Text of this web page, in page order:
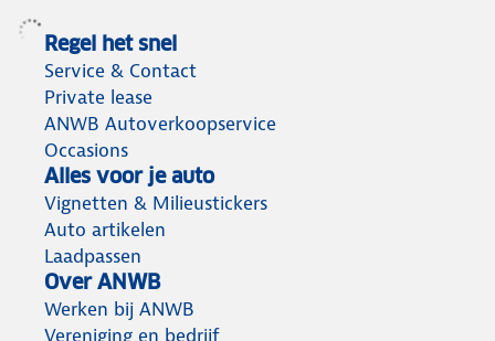
Regel het snel
Service & Contact
Private lease
ANWB Autoverkoopservice
Occasions
Alles voor je auto
Vignetten & Milieustickers
Auto artikelen
Laadpassen
Over ANWB
Werken bij ANWB
Vereniging en bedrijf